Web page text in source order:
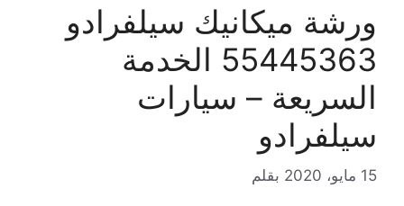
ورشة ميكانيك سيلفرادو
55445363 الخدمة
السريعة – سيارات
سيلفرادو
15 مايو، 2020 بقلم